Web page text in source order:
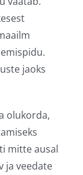
jaoks
olukorda,
mitte ausal
ja veedate